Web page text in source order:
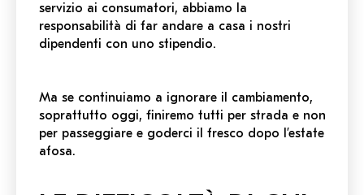
servizio ai consumatori, abbiamo la
responsabilità di far andare a casa i nostri
dipendenti con uno stipendio.
Ma se continuiamo a ignorare il cambiamento,
soprattutto oggi, finiremo tutti per strada e non
per passeggiare e goderci il fresco dopo l’estate
afosa.